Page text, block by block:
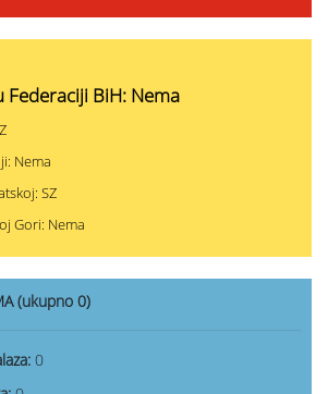
Federaciji BiH: Nema
Nema
SZ
Gori: Nema
(ukupno 0)
0